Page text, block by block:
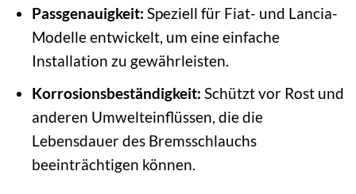
Passgenauigkeit: Speziell für Fiat- und Lancia-
Modelle entwickelt, um eine einfache
Installation zu gewährleisten.
Korrosionsbeständigkeit: Schützt vor Rost und
anderen Umwelteinflüssen, die die
Lebensdauer des Bremsschlauchs
beeinträchtigen können.